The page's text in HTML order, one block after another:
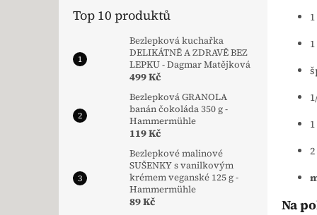
Top 10 produktů
Bezlepková kuchařka
DELIKÁTNĚ A ZDRAVĚ BEZ
LEPKU - Dagmar Matějková
499 Kč
Bezlepková GRANOLA
banán čokoláda 350 g -
Hammermühle
119 Kč
Bezlepkové malinové
SUŠENKY s vanilkovým
krémem veganské 125 g -
Hammermühle
89 Kč
2
Na